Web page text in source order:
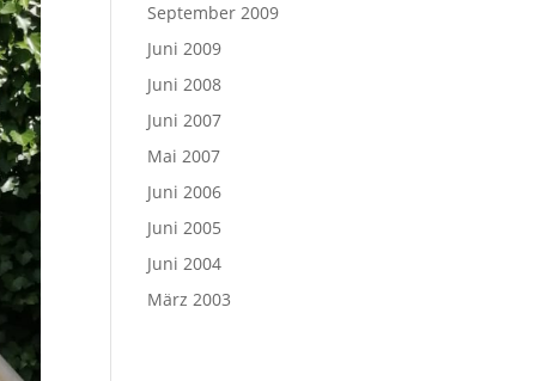
September 2009
Juni 2009
Juni 2008
Juni 2007
Mai 2007
Juni 2006
Juni 2005
Juni 2004
März 2003